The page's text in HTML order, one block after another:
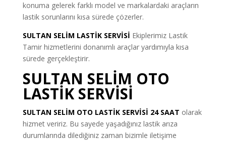
konuma gelerek farklı model ve markalardaki araçların
lastik sorunlarını kısa sürede çözerler.
SULTAN SELİM LASTİK SERVİSİ Ekiplerimiz Lastik
Tamir hizmetlerini donanımlı araçlar yardımıyla kısa
sürede gerçekleştirir.
SULTAN SELİM OTO
LASTİK SERVİSİ
SULTAN SELİM OTO LASTİK SERVİSİ 24 SAAT olarak
hizmet veririz. Bu sayede yaşadığınız lastik arıza
durumlarında dilediğiniz zaman bizimle iletişime